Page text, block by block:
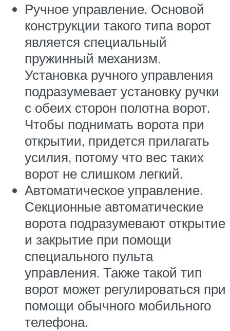
Ручное управление. Основой
конструкции такого типа ворот
является специальный
пружинный механизм.
Установка ручного управления
подразумевает установку ручки
с обеих сторон полотна ворот.
Чтобы поднимать ворота при
открытии, придется прилагать
усилия, потому что вес таких
ворот не слишком легкий.
Автоматическое управление.
Секционные автоматические
ворота подразумевают открытие
и закрытие при помощи
специального пульта
управления. Также такой тип
ворот может регулироваться при
помощи обычного мобильного
телефона.